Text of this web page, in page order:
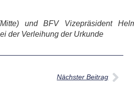
und BFV Vizepräsident
der Verleihung der Urkunde
Nächster Beitrag